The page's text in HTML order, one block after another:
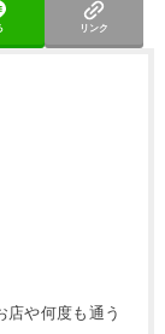
リンク
店や何度も通う